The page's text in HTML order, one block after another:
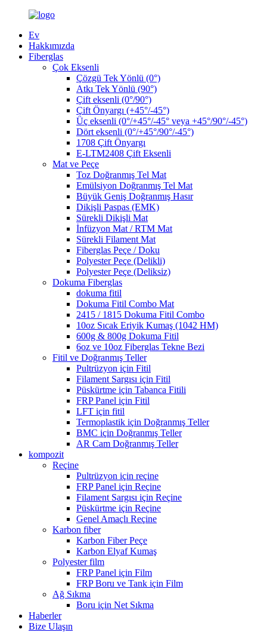
Ev
Hakkımızda
Fiberglas
Çok Eksenli
Çözgü Tek Yönlü (0°)
Atkı Tek Yönlü (90°)
Çift eksenli (0°/90°)
Çift Önyargı (+45°/-45°)
Üç eksenli (0°/+45°/-45° veya +45°/90°/-45°)
Dört eksenli (0°/+45°/90°/-45°)
1708 Çift Önyargı
E-LTM2408 Çift Eksenli
Mat ve Peçe
Toz Doğranmış Tel Mat
Emülsiyon Doğranmış Tel Mat
Büyük Geniş Doğranmış Hasır
Dikişli Paspas (EMK)
Sürekli Dikişli Mat
İnfüzyon Mat / RTM Mat
Sürekli Filament Mat
Fiberglas Peçe / Doku
Polyester Peçe (Delikli)
Polyester Peçe (Deliksiz)
Dokuma Fiberglas
dokuma fitil
Dokuma Fitil Combo Mat
2415 / 1815 Dokuma Fitil Combo
10oz Sıcak Eriyik Kumaş (1042 HM)
600g & 800g Dokuma Fitil
6oz ve 10oz Fiberglas Tekne Bezi
Fitil ve Doğranmış Teller
Pultrüzyon için Fitil
Filament Sargısı için Fitil
Püskürtme için Tabanca Fitili
FRP Panel için Fitil
LFT için fitil
Termoplastik için Doğranmış Teller
BMC için Doğranmış Teller
AR Cam Doğranmış Teller
kompozit
Reçine
Pultrüzyon için reçine
FRP Panel için Reçine
Filament Sargısı için Reçine
Püskürtme için Reçine
Genel Amaçlı Reçine
Karbon fiber
Karbon Fiber Peçe
Karbon Elyaf Kumaş
Polyester film
FRP Panel için Film
FRP Boru ve Tank için Film
Ağ Sıkma
Boru için Net Sıkma
Haberler
Bize Ulaşın